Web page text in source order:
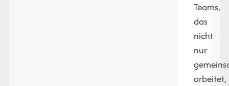
Teams,
das
nicht
nur
arbeitet,